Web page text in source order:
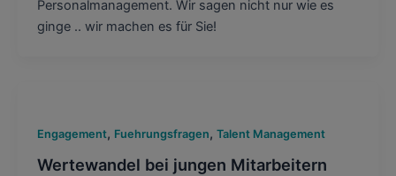
Personalmanagement. Wir sagen nicht nur wie es
ginge .. wir machen es für Sie!
Engagement, Fuehrungsfragen, Talent Management
Wertewandel bei jungen Mitarbeitern